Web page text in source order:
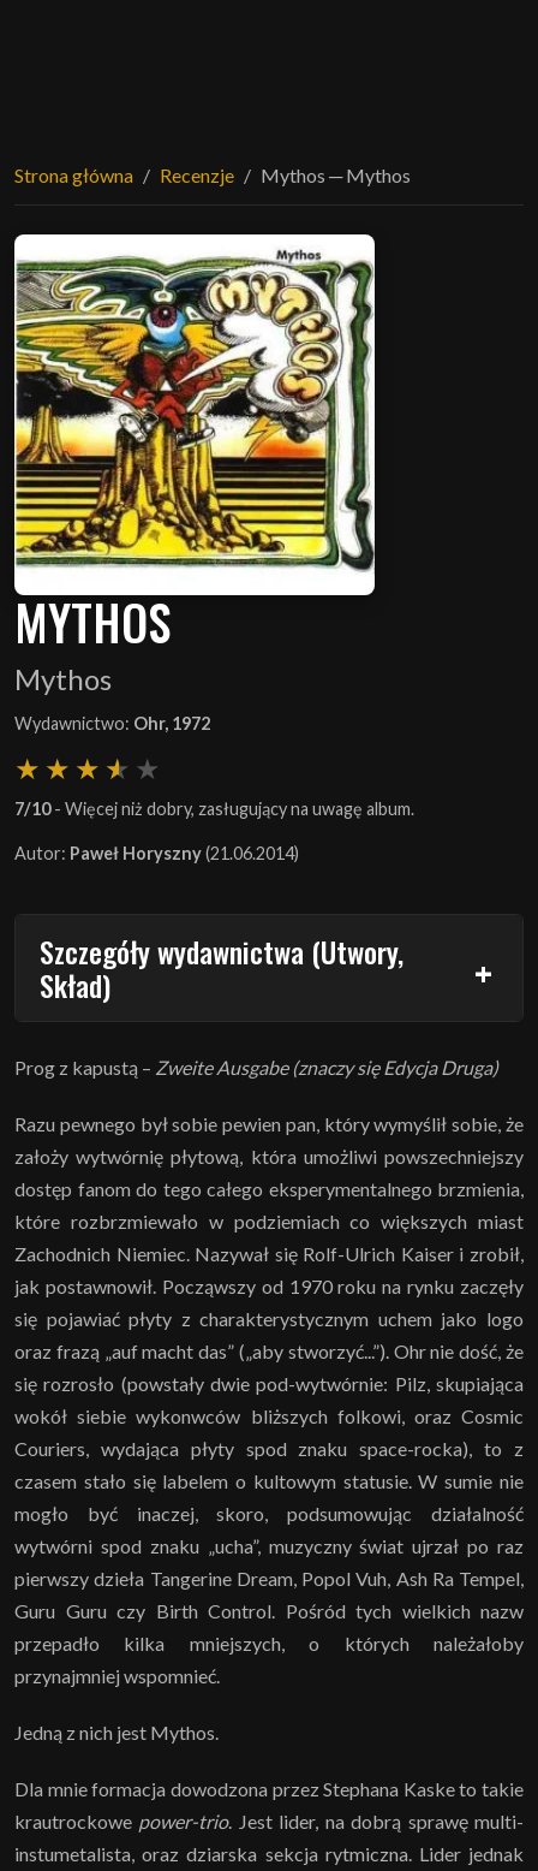
Strona główna Recenzje Mythos ─ Mythos
MYTHOS
Mythos
Wydawnictwo: Ohr, 1972
7/10- Więcej niż dobry, zasługujący na uwagę album.
Autor: Paweł Horyszny(21.06.2014)
Szczegóły wydawnictwa (Utwory,
Skład)
Prog z kapustą – Zweite Ausgabe (znaczy się Edycja Druga)
Razu pewnego był sobie pewien pan, który wymyślił sobie, że
założy wytwórnię płytową, która umożliwi powszechniejszy
dostęp fanom do tego całego eksperymentalnego brzmienia,
które rozbrzmiewało w podziemiach co większych miast
Zachodnich Niemiec. Nazywał się Rolf-Ulrich Kaiser i zrobił,
jak postawnowił. Począwszy od 1970 roku na rynku zaczęły
się pojawiać płyty z charakterystycznym uchem jako logo
oraz frazą „auf macht das” („aby stworzyć...”). Ohr nie dość, że
się rozrosło (powstały dwie pod-wytwórnie: Pilz, skupiająca
wokół siebie wykonwców bliższych folkowi, oraz Cosmic
Couriers, wydająca płyty spod znaku space-rocka), to z
czasem stało się labelem o kultowym statusie. W sumie nie
mogło być inaczej, skoro, podsumowując działalność
wytwórni spod znaku „ucha”, muzyczny świat ujrzał po raz
pierwszy dzieła Tangerine Dream, Popol Vuh, Ash Ra Tempel,
Guru Guru czy Birth Control. Pośród tych wielkich nazw
przepadło kilka mniejszych, o których należałoby
przynajmniej wspomnieć.
Jedną z nich jest Mythos.
Dla mnie formacja dowodzona przez Stephana Kaske to takie
krautrockowe power-trio. Jest lider, na dobrą sprawę multi-
instumetalista, oraz dziarska sekcja rytmiczna. Lider jednak